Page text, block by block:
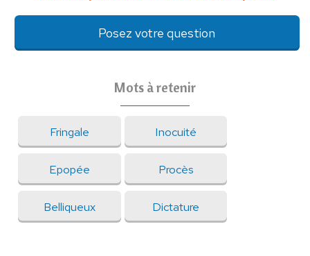
Posez votre question
Mots à retenir
Fringale Inocuité
Epopée Procès
Belliqueux Dictature